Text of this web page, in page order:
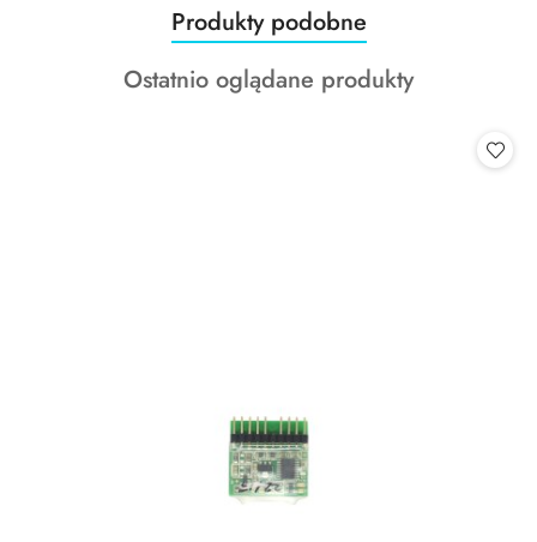
Pomiń karuzelę produktów
Produkty
o
statusie:
Produkty podobne
Produkty
Ostatnio oglądane produkty